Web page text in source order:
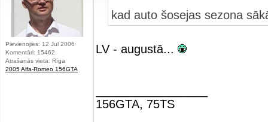
Pievienojies: 12 Jul 2006
Komentāri: 15462
Atrašanās vieta: Rīga
2005 Alfa-Romeo 156GTA
kad auto šosejas sezona
LV - augustā...
156GTA, 75TS